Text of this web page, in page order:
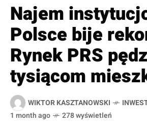
Najem
Polsce bije
Rynek PRS
tysiącom
WIKTOR KASZTANOWSKI
1 month ago
278 wyświetleń